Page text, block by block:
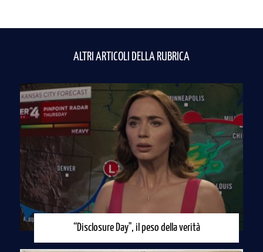
ALTRI ARTICOLI DELLA RUBRICA
“Disclosure Day", il peso della verità